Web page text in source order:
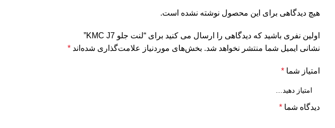
هیچ دیدگاهی برای این محصول نوشته نشده است.
اولین نفری باشید که دیدگاهی را ارسال می کنید برای “لنت جلو KMC J7”
نشانی ایمیل شما منتشر نخواهد شد. بخش‌های موردنیاز علامت‌گذاری شده‌اند *
امتیاز شما *
دیدگاه شما *